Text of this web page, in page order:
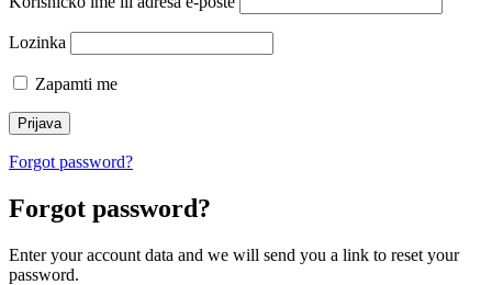
Lozinka
Zapamti me
Forgot password?
Forgot password?
Enter your account data and we will send you a link to reset your
password.